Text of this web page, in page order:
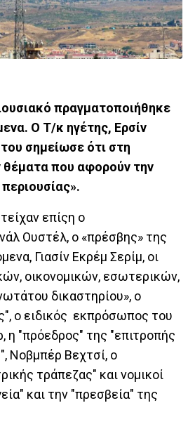
πραγματοποιήθηκε
Ο Τ/κ ηγέτης, Ερσίν
σημείωσε ότι στη
που αφορούν την
επίςη ο
Ουστέλ, ο «πρέσβης» της
Γιασίν Εκρέμ Σερίμ, οι
οικονομικών, εσωτερικών,
δικαστηρίου», ο
ο ειδικός εκπρόσωπος του
η "πρόεδρος" της "επιτροπής
Νοβμπέρ Βεχτσί, ο
τράπεζας" και νομικοί
και την "πρεσβεία" της